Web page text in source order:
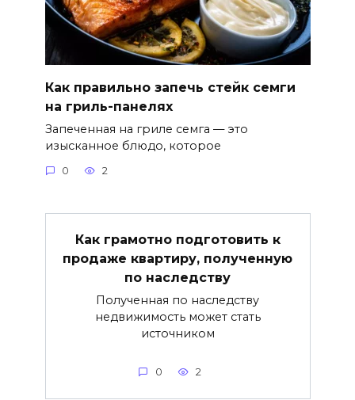
Как правильно запечь стейк семги
на гриль-панелях
Запеченная на гриле семга — это
изысканное блюдо, которое
0 2
Как грамотно подготовить к
продаже квартиру, полученную
по наследству
Полученная по наследству
недвижимость может стать
источником
0 2